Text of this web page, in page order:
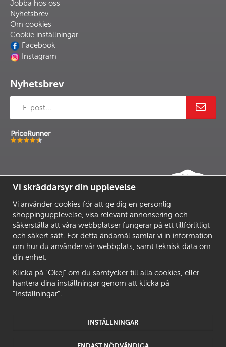
Jobba hos oss
Nyhetsbrev
Om cookies
Cookie inställningar
Facebook
Instagram
Nyhetsbrev
Vi skräddarsyr din upplevelse
Vi använder cookies för att ge dig en personlig
shoppingupplevelse, visa relevant annonsering och
säkerställa att våra webbplatser fungerar på ett tillförlitligt
och säkert sätt. För detta ändamål samlar vi in information
om hur du använder vår webbplats, samt teknisk data om
din enhet.
Klicka på "Okej" om du samtycker till alla cookies, eller
hantera dina inställningar genom att klicka på
"Inställningar".
INSTÄLLNINGAR